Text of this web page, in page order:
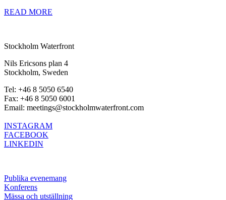
READ MORE
Stockholm Waterfront
Nils Ericsons plan 4
Stockholm, Sweden
Tel: +46 8 5050 6540
Fax: +46 8 5050 6001
Email: meetings@stockholmwaterfront.com
INSTAGRAM
FACEBOOK
LINKEDIN
Publika evenemang
Konferens
Mässa och utställning